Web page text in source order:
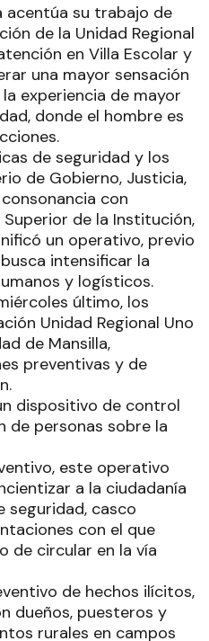
acentúa su trabajo de
de la Unidad Regional
en Villa Escolar y
una mayor sensación
experiencia de mayor
donde el hombre es
de seguridad y los
de Gobierno, Justicia,
con
de la Institución,
un operativo, previo
intensificar la
y logísticos.
último, los
Unidad Regional Uno
de Mansilla,
preventivas y de
dispositivo de control
de personas sobre la
este operativo
a la ciudadanía
seguridad, casco
con el que
de circular en la vía
de hechos ilícitos,
dueños, puesteros y
rurales en campos